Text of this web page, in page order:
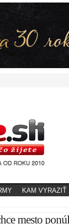
KAM VYRAZIŤ
mesto